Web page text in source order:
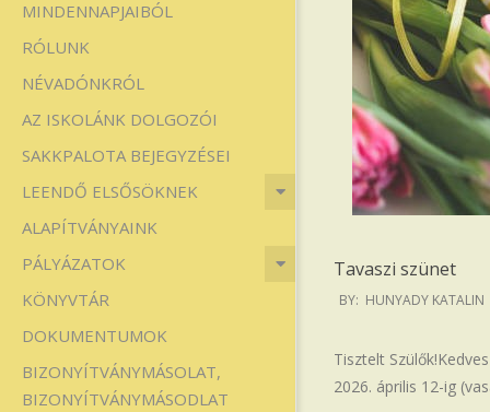
Iskola
MINDENNAPJAIBÓL
RÓLUNK
NÉVADÓNKRÓL
AZ ISKOLÁNK DOLGOZÓI
SAKKPALOTA BEJEGYZÉSEI
LEENDŐ ELSŐSÖKNEK
ALAPÍTVÁNYAINK
PÁLYÁZATOK
KÖNYVTÁR
DOKUMENTUMOK
BIZONYÍTVÁNYMÁSOLAT,
BIZONYÍTVÁNYMÁSODLAT
Tavaszi szünet
2026-
BY: HUNYADY KATALIN
Tisztelt
2026. április 12-ig